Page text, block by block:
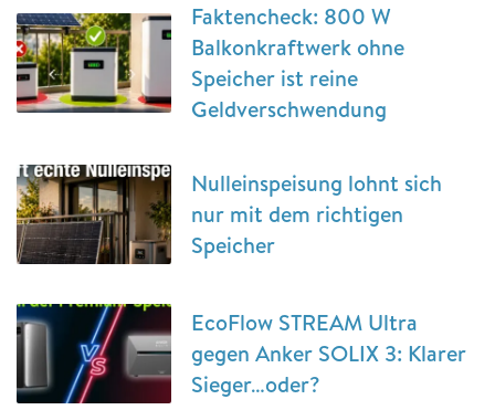
Faktencheck: 800 W
Balkonkraftwerk ohne
Speicher ist reine
Geldverschwendung
Nulleinspeisung lohnt sich
nur mit dem richtigen
Speicher
EcoFlow STREAM Ultra
gegen Anker SOLIX 3: Klarer
Sieger…oder?